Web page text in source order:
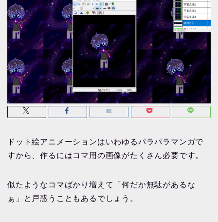
ドット絵アニメーションはいわゆるパラパラマンガで
すから、作るにはコマ用の画像がたくさん必要です。
似たようなコマばかり増えて「何だか無駄があるな
ぁ」と戸惑うこともあるでしょう。